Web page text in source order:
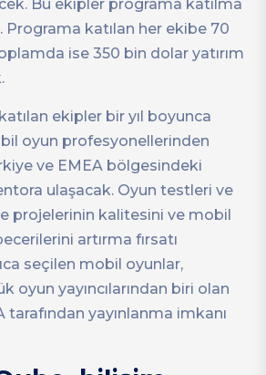
Bu ekipler programa katılma
Programa katılan her ekibe 70
ise 350 bin dolar yatırım
ekipler bir yıl boyunca
oyun profesyonellerinden
ve EMEA bölgesindeki
ulaşacak. Oyun testleri ve
projelerinin kalitesini ve mobil
artırma fırsatı
seçilen mobil oyunlar,
oyun yayıncılarından biri olan
yayınlanma imkanı